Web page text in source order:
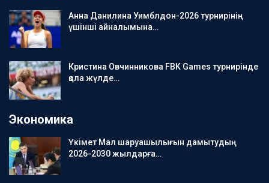
Анна Данилина Уимблдон-2026 турнирінің
үшінші айналымына…
Кристина Овчинникова FBK Games турнирінде
қола жүлде…
Экономика
Үкімет Мал шаруашылығын дамытудың
2026-2030 жылдарға…